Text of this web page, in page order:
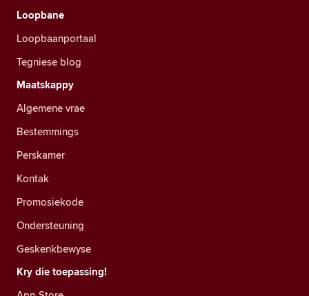
Loopbane
Loopbaanportaal
Tegniese blog
Maatskappy
Algemene vrae
Bestemmings
Perskamer
Kontak
Promosiekode
Ondersteuning
Geskenkbewyse
Kry die toepassing!